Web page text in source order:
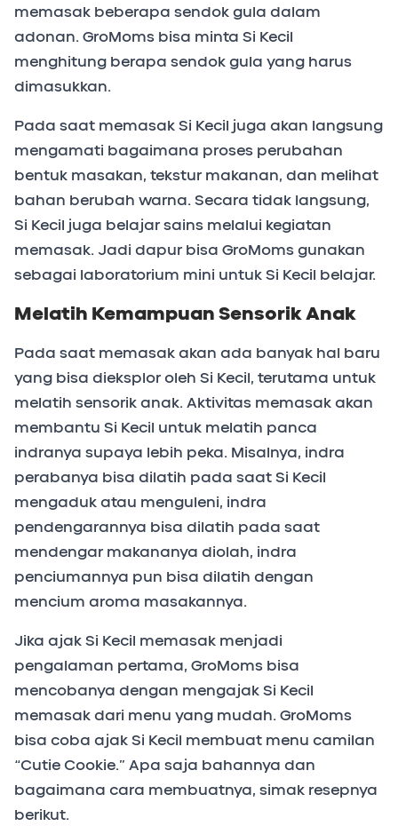
memasak beberapa sendok gula dalam
adonan. GroMoms bisa minta Si Kecil
menghitung berapa sendok gula yang harus
dimasukkan.
Pada saat memasak Si Kecil juga akan langsung
mengamati bagaimana proses perubahan
bentuk masakan, tekstur makanan, dan melihat
bahan berubah warna. Secara tidak langsung,
Si Kecil juga belajar sains melalui kegiatan
memasak. Jadi dapur bisa GroMoms gunakan
sebagai laboratorium mini untuk Si Kecil belajar.
Melatih Kemampuan Sensorik Anak
Pada saat memasak akan ada banyak hal baru
yang bisa dieksplor oleh Si Kecil, terutama untuk
melatih sensorik anak. Aktivitas memasak akan
membantu Si Kecil untuk melatih panca
indranya supaya lebih peka. Misalnya, indra
perabanya bisa dilatih pada saat Si Kecil
mengaduk atau menguleni, indra
pendengarannya bisa dilatih pada saat
mendengar makananya diolah, indra
penciumannya pun bisa dilatih dengan
mencium aroma masakannya.
Jika ajak Si Kecil memasak menjadi
pengalaman pertama, GroMoms bisa
mencobanya dengan mengajak Si Kecil
memasak dari menu yang mudah. GroMoms
bisa coba ajak Si Kecil membuat menu camilan
“Cutie Cookie.” Apa saja bahannya dan
bagaimana cara membuatnya, simak resepnya
berikut.